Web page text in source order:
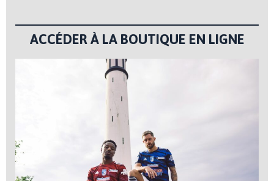
ACCÉDER À LA BOUTIQUE EN LIGNE